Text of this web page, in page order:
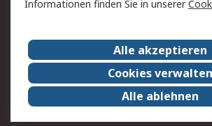
RS
Karriere bei RS
Qualität/Umwelt/Zertifikate
Event-Center
Informationen finden Sie in unserer
Alle akzeptieren
Cookies verwalten
Alle ablehnen